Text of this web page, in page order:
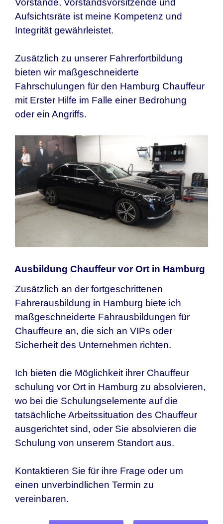
Vorstände, Vorstandsvorsitzende und
Aufsichtsräte ist meine Kompetenz und
Integrität gewährleistet.
Zusätzlich zu unserer Fahrerfortbildung
bieten wir maßgeschneiderte
Fahrschulungen für den Hamburg Chauffeur
mit Erster Hilfe im Falle einer Bedrohung
oder ein Angriffs.
Ausbildung Chauffeur vor Ort in Hamburg
Zusätzlich an der fortgeschrittenen
Fahrerausbildung in Hamburg biete ich
maßgeschneiderte Fahrausbildungen für
Chauffeure an, die sich an VIPs oder
Sicherheit des Unternehmen richten.
Ich bieten die Möglichkeit ihrer Chauffeur
schulung vor Ort in Hamburg zu absolvieren,
wo bei die Schulungselemente auf die
tatsächliche Arbeitssituation des Chauffeur
ausgerichtet sind, oder Sie absolvieren die
Schulung von unserem Standort aus.
Kontaktieren Sie für ihre Frage oder um
einen unverbindlichen Termin zu
vereinbaren.